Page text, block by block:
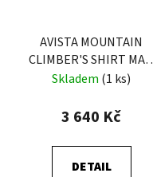
AVISTA MOUNTAIN
CLIMBER'S SHIRT MAN
SCOTTISH RED
Skladem (1 ks)
3 640 Kč
DETAIL